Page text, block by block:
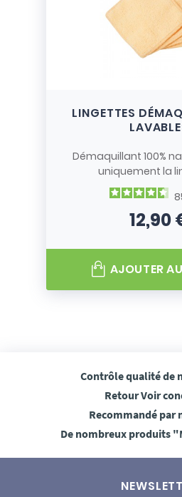
LINGETTES
Démaquillant 100%
uniquement la
Prix
12,90
AJOUTER
Contrôle qualitéde
RetourVoir
Recommandépar
De nombreux produits